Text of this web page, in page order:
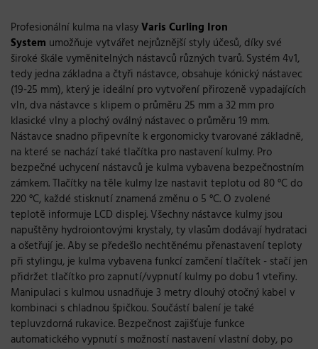
Profesionální kulma na vlasyVaris Curling Iron
System umožňuje vytvářet nejrůznější styly účesů, díky své
široké škále vyměnitelných nástavců různých tvarů. Systém 4v1,
tedy jedna základna a čtyři nástavce, obsahuje kónický nástavec
(19-25 mm), který je ideální pro vytvoření přirozeně vypadajících
vln, dva nástavce s klipem o průměru 25 mm a 32 mm pro
klasické vlny a plochý oválný nástavec o průměru 19 mm.
Nástavce snadno připevníte k ergonomicky tvarované základně,
na které se nachází také tlačítka pro nastavení kulmy. Pro
bezpečné uchycení nástavců je kulma vybavena bezpečnostním
zámkem. Tlačítky na těle kulmy lze nastavit teplotu od 80 °C do
220 °C, každé stisknutí znamená změnu o 5 °C. O zvolené
teplotě informuje LCD displej. Všechny nástavce kulmy jsou
napuštěny hydroiontovými krystaly, ty vlasům dodávají hydrataci
a ošetřují je. Aby se předešlo nechtěnému přenastavení teploty
při stylingu, je kulma vybavena funkcí zamčení tlačítek - stačí jen
přidržet tlačítko pro zapnutí/vypnutí kulmy po dobu 1 vteřiny.
Manipulaci s kulmou usnadňuje 3 metry dlouhý otočný kabel v
kombinaci s chladnou špičkou. Součástí balení je také
tepluvzdorná rukavice. Bezpečnost zajišťuje funkce
automatického vypnutí s možností nastavení vlastní doby, po